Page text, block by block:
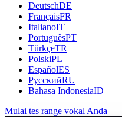
DeutschDE
FrançaisFR
ItalianoIT
PortuguêsPT
TürkçeTR
PolskiPL
EspañolES
РусскийRU
Bahasa IndonesiaID
Mulai tes range vokal Anda